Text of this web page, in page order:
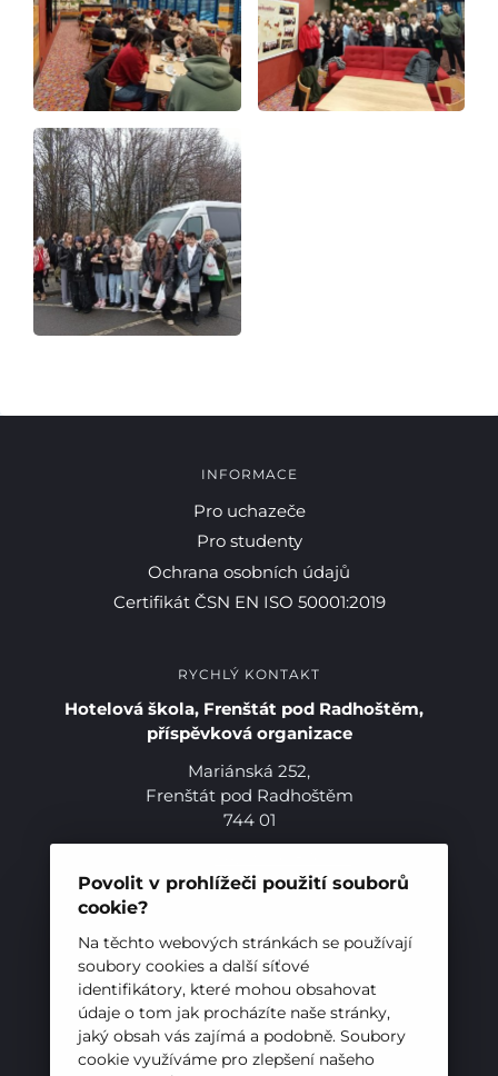
Povolit v prohlížeči použití souborů
cookie?
Na těchto webových stránkách se používají
soubory cookies a další síťové
identifikátory, které mohou obsahovat
údaje o tom jak procházíte naše stránky,
jaký obsah vás zajímá a podobně. Soubory
cookie využíváme pro zlepšení našeho
Virtuální prohlídka
Kontakty
Pro uchazeče
INFORMACE
Pro uchazeče
Pro studenty
Ochrana osobních údajů
Certifikát ČSN EN ISO 50001:2019
RYCHLÝ KONTAKT
Hotelová škola, Frenštát pod Radhoštěm,
příspěvková organizace
Mariánská 252,
Frenštát pod Radhoštěm
744 01
E-mail:sekretariat@hotelovkafren.cz
Datová schránka: bc5jrez
IČ: 00576441
ZŘIZOVATEL
Hotelová škola, Frenštát pod Radhoštěm je
příspěvkovou organizací zřizovanou